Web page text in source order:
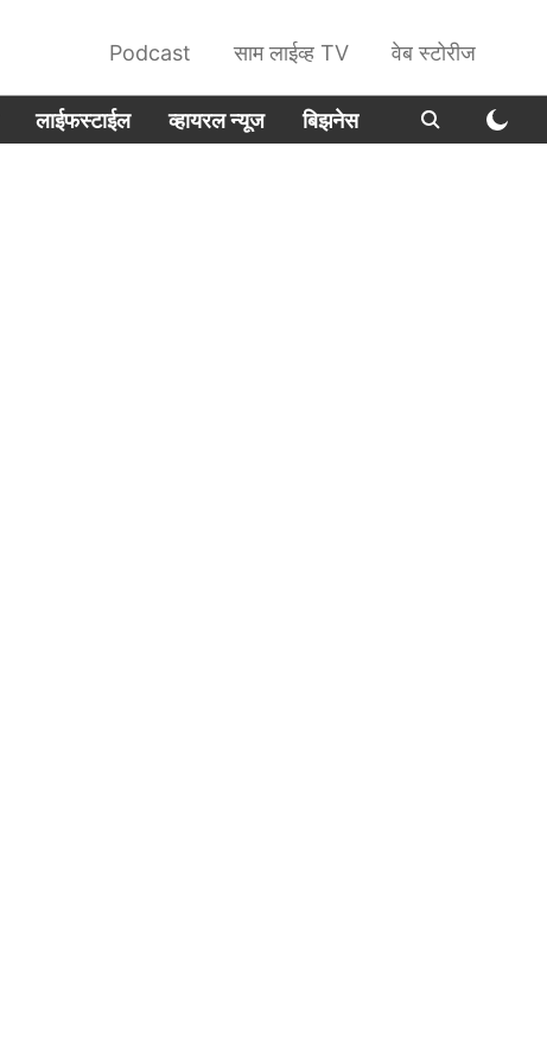
Podcast साम लाईव्ह TV वेब स्टोरीज
लाईफस्टाईल व्हायरल न्यूज बिझनेस